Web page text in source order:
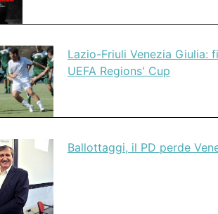
Lazio-Friuli Venezia
UEFA Regions' Cup
Ballottaggi, il PD perde